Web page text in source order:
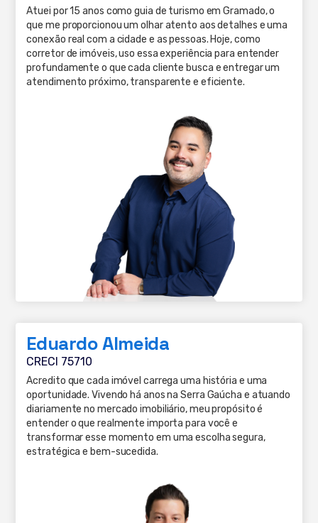
Atuei por 15 anos como guia de turismo em Gramado, o
que me proporcionou um olhar atento aos detalhes e uma
conexão real com a cidade e as pessoas. Hoje, como
corretor de imóveis, uso essa experiência para entender
profundamente o que cada cliente busca e entregar um
atendimento próximo, transparente e eficiente.
Eduardo Almeida
CRECI 75710
Acredito que cada imóvel carrega uma história e uma
oportunidade. Vivendo há anos na Serra Gaúcha e atuando
diariamente no mercado imobiliário, meu propósito é
entender o que realmente importa para você e
transformar esse momento em uma escolha segura,
estratégica e bem-sucedida.